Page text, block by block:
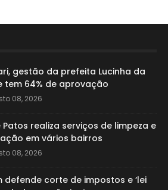
gestão da prefeita Lucinha da
tem 64% de aprovação
08, 2026
Patos realiza serviços de limpeza e
em vários bairros
08, 2026
defende corte de impostos e ‘lei